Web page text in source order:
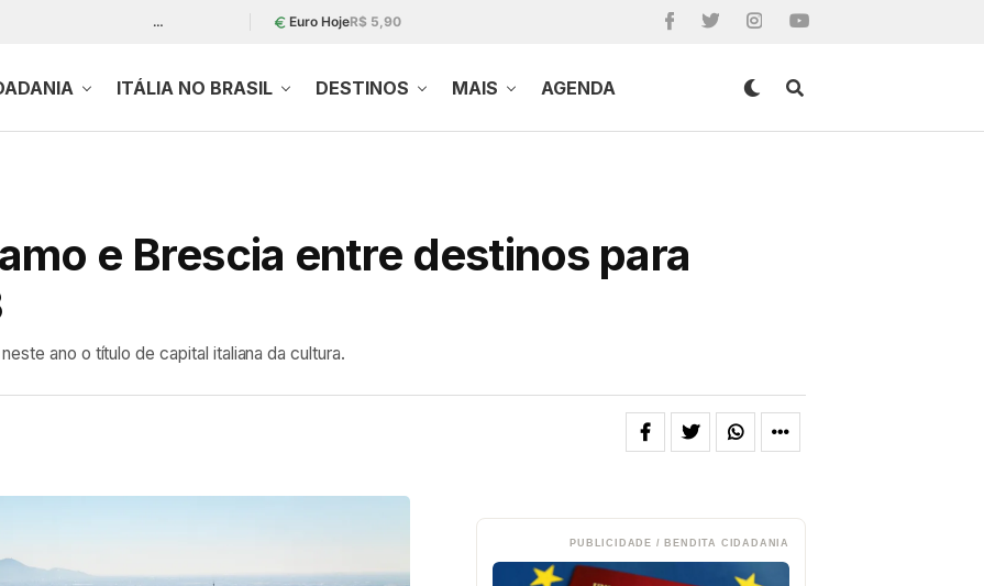
… Euro HojeR$ 5,90
ITÁLIA NO BRASIL DESTINOS MAIS AGENDA
e Brescia entre destinos para
ano o título de capital italiana da cultura.
PUBLICIDADE / BENDITA CIDADANIA